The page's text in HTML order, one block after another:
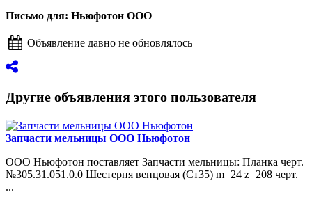
Письмо для: Ньюфотон ООО
Объявление давно не обновлялось
Другие объявления этого пользователя
Запчасти мельницы ООО Ньюфотон
ООО Ньюфотон поставляет Запчасти мельницы: Планка черт.
№305.31.051.0.0 Шестерня венцовая (Ст35) m=24 z=208 черт.
...